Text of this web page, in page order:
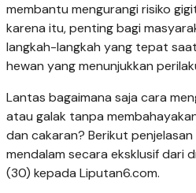
membantu mengurangi risiko
karena itu, penting bagi
langkah-langkah yang tepat
hewan yang menunjukkan
Lantas bagaimana saja cara
atau galak tanpa
dan cakaran? Berikut
mendalam secara eksklusif dari
(30) kepada Liputan6.com.